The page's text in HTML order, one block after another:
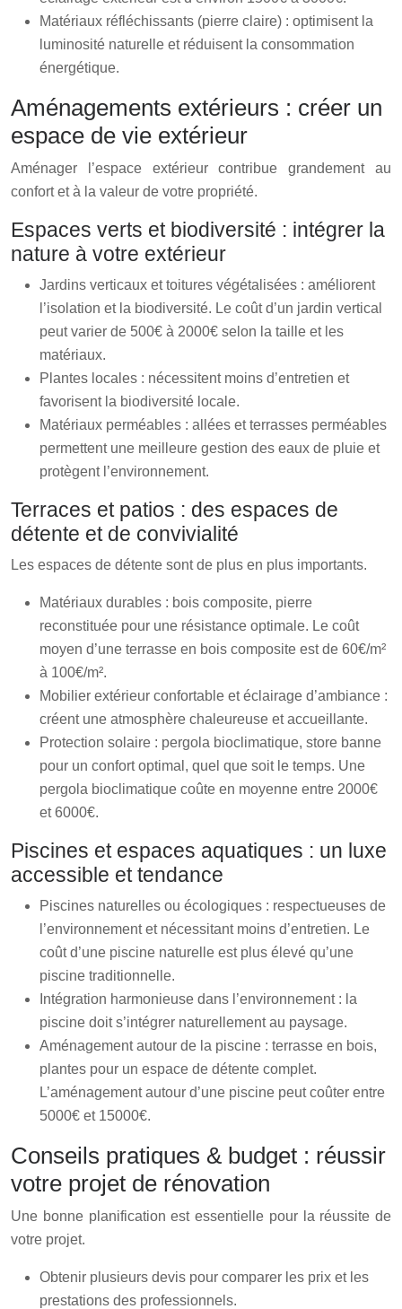
Matériaux réfléchissants (pierre claire) : optimisent la
luminosité naturelle et réduisent la consommation
énergétique.
Aménagements extérieurs : créer un
espace de vie extérieur
Aménager l’espace extérieur contribue grandement au
confort et à la valeur de votre propriété.
Espaces verts et biodiversité : intégrer la
nature à votre extérieur
Jardins verticaux et toitures végétalisées : améliorent
l’isolation et la biodiversité. Le coût d’un jardin vertical
peut varier de 500€ à 2000€ selon la taille et les
matériaux.
Plantes locales : nécessitent moins d’entretien et
favorisent la biodiversité locale.
Matériaux perméables : allées et terrasses perméables
permettent une meilleure gestion des eaux de pluie et
protègent l’environnement.
Terraces et patios : des espaces de
détente et de convivialité
Les espaces de détente sont de plus en plus importants.
Matériaux durables : bois composite, pierre
reconstituée pour une résistance optimale. Le coût
moyen d’une terrasse en bois composite est de 60€/m²
à 100€/m².
Mobilier extérieur confortable et éclairage d’ambiance :
créent une atmosphère chaleureuse et accueillante.
Protection solaire : pergola bioclimatique, store banne
pour un confort optimal, quel que soit le temps. Une
pergola bioclimatique coûte en moyenne entre 2000€
et 6000€.
Piscines et espaces aquatiques : un luxe
accessible et tendance
Piscines naturelles ou écologiques : respectueuses de
l’environnement et nécessitant moins d’entretien. Le
coût d’une piscine naturelle est plus élevé qu’une
piscine traditionnelle.
Intégration harmonieuse dans l’environnement : la
piscine doit s’intégrer naturellement au paysage.
Aménagement autour de la piscine : terrasse en bois,
plantes pour un espace de détente complet.
L’aménagement autour d’une piscine peut coûter entre
5000€ et 15000€.
Conseils pratiques & budget : réussir
votre projet de rénovation
Une bonne planification est essentielle pour la réussite de
votre projet.
Obtenir plusieurs devis pour comparer les prix et les
prestations des professionnels.